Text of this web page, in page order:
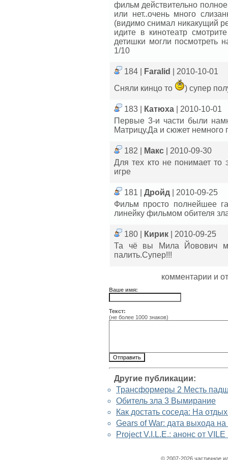
фильм действительно полное
или нет..очень много
(видимо снимал никакущий
идите в кинотеатр
детишки могли посмотреть
1/10
184 | Faralid
| 2010-10-01
Сняли кинцо то
) супер
183 | Катюха
| 2010-10-01
Первые 3-и части были
Матрицу.Да и сюжет
182 | Макс
| 2010-09-30
Для тех кто не понимает
игре
181 | Дройд
| 2010-09-25
Фильм просто полнейшее
линейку фильмом обителя
180 | Кирик
| 2010-09-25
Та чё вы Мила Йовович
палить.Супер!!!
комментарии и
Ваше имя:
Текст:
(не более 1000 знаков)
Другие публикации:
Трансформеры 2 Месть
Обитель зла 3 Вымирание
Как достать соседа: На
Gears of War: дата выхода
Project V.I.L.E.: анонс от
© 2007-2026 частичное